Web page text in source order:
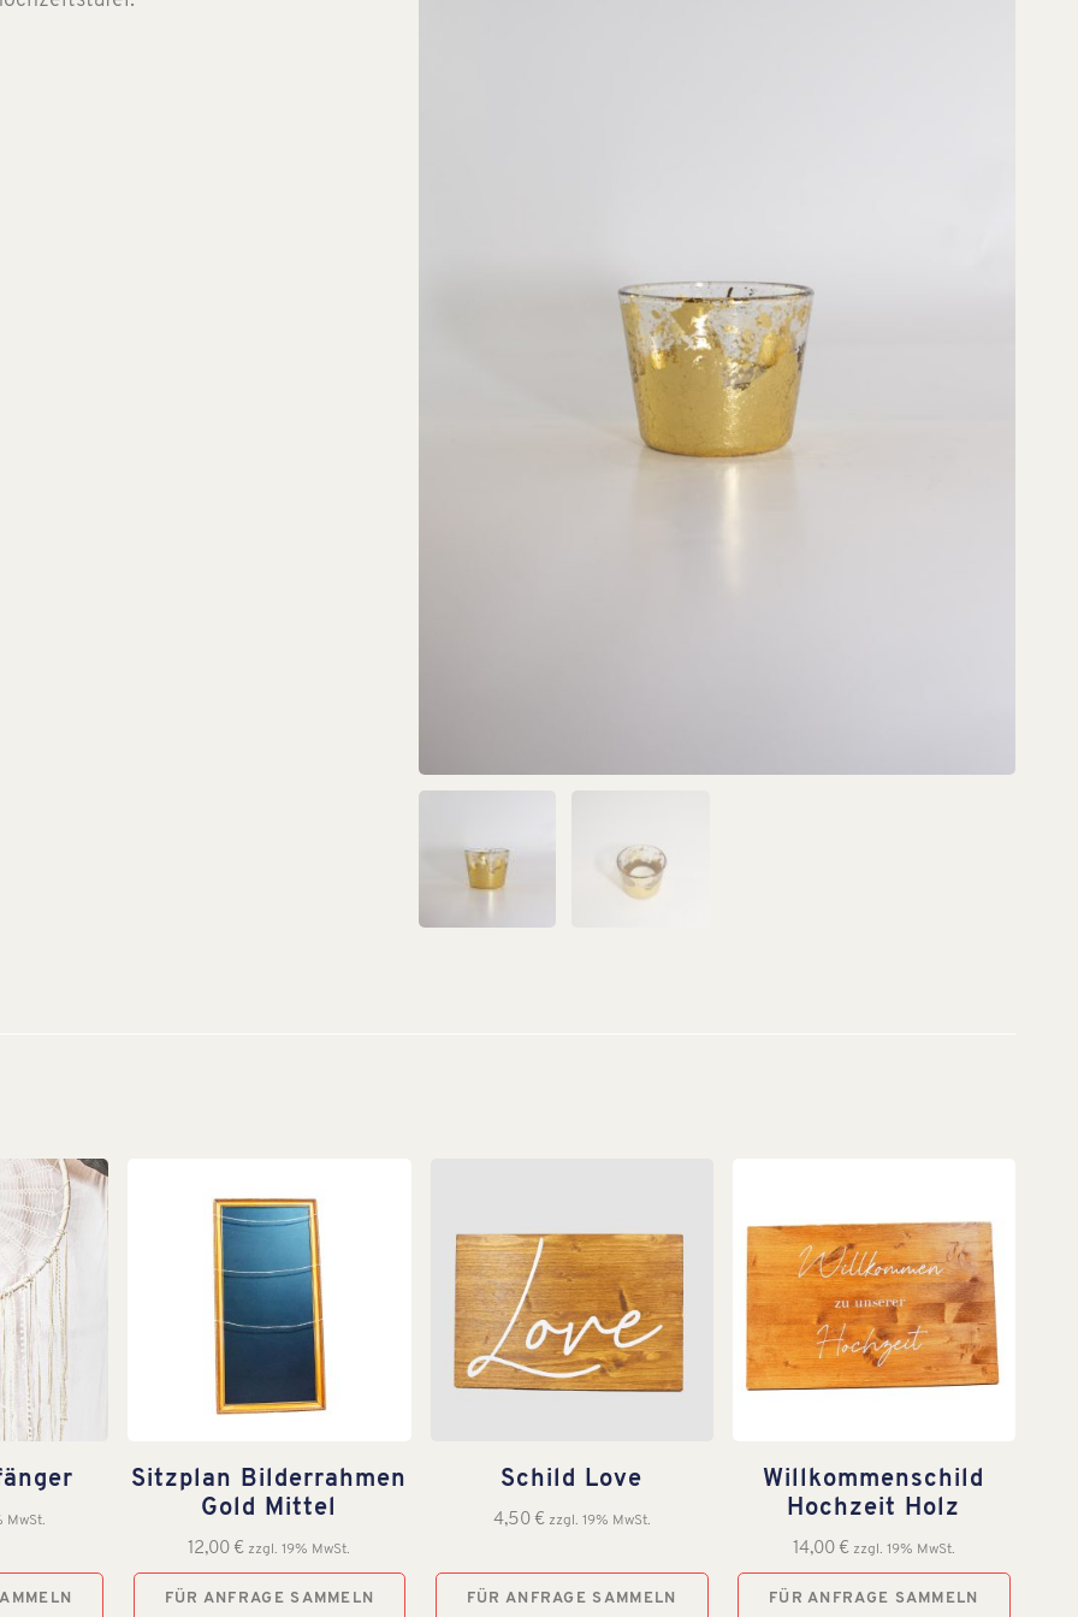
MwSt.
Sitzplan Bilderrahmen
Gold Mittel
12,00 € zzgl. 19% MwSt.
FÜR ANFRAGE SAMMELN
Schild Love
4,50 € zzgl. 19% MwSt.
FÜR ANFRAGE SAMMELN
Willkommenschild
Hochzeit Holz
14,00 € zzgl. 19% MwSt.
FÜR ANFRAGE SAMMELN